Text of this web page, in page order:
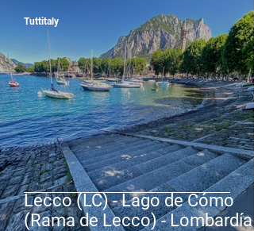
Lecco (LC) - Lago de Cómo
(Rama de Lecco) - Lombardía
Tuttitaly